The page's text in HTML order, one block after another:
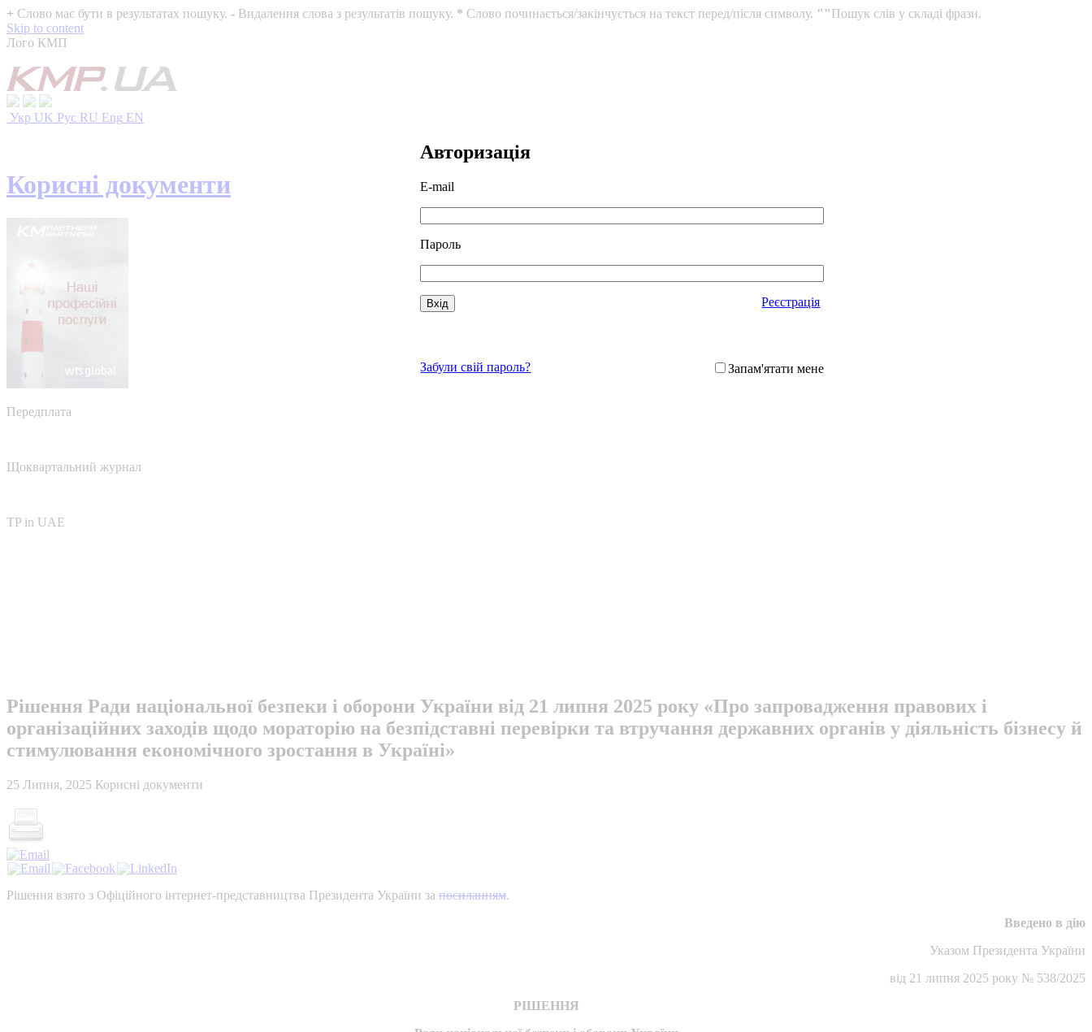
+ Слово має бути в результатах пошуку. - Видалення слова з результатів пошуку. * Слово починається/закінчується на текст перед/після символу. ""Пошук слів у складі фрази.
Skip to content
Лого КМП
Укр UK Рус RU Eng EN
Авторизація
E-mail
Пароль
Реєстрація
Забули свій пароль? Запам'ятати мене
Корисні документи
Передплата
Щоквартальний журнал
TP in UAE
Рішення Ради національної безпеки і оборони України від 21 липня 2025 року «Про запровадження правових і
організаційних заходів щодо мораторію на безпідставні перевірки та втручання державних органів у діяльність бізнесу й
стимулювання економічного зростання в Україні»
25 Липня, 2025 Корисні документи
Рішення взято з Офіційного інтернет-представництва Президента України за посиланням.
Введено в дію
Указом Президента України
від 21 липня 2025 року № 538/2025
РІШЕННЯ